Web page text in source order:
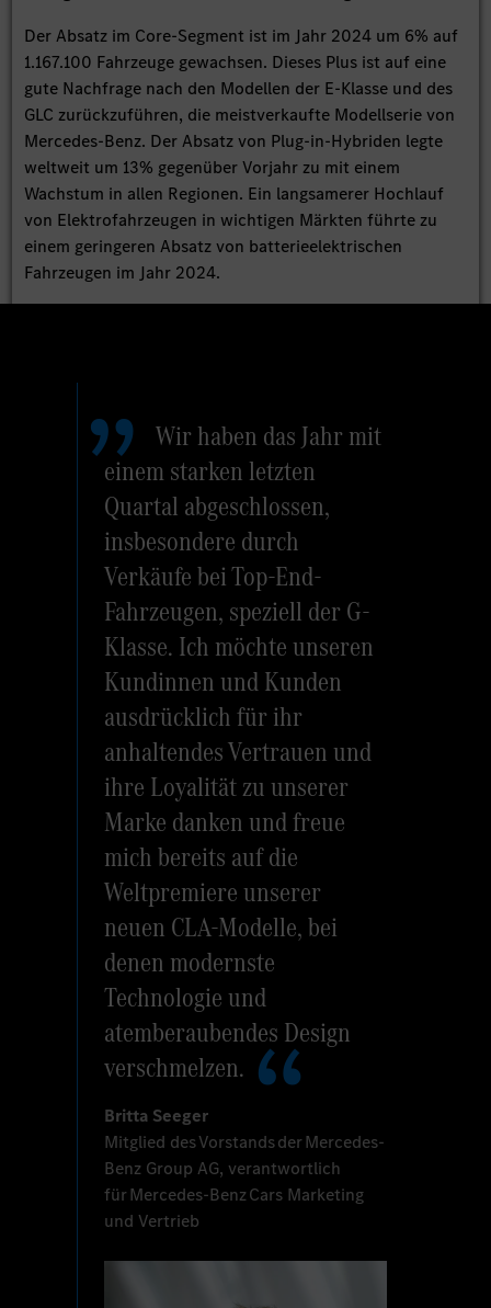
Der Absatz im Core-Segment ist im Jahr 2024 um 6% auf
1.167.100 Fahrzeuge gewachsen. Dieses Plus ist auf eine
gute Nachfrage nach den Modellen der E-Klasse und des
GLC zurückzuführen, die meistverkaufte Modellserie von
Mercedes-Benz. Der Absatz von Plug-in-Hybriden legte
weltweit um 13% gegenüber Vorjahr zu mit einem
Wachstum in allen Regionen. Ein langsamerer Hochlauf
von Elektrofahrzeugen in wichtigen Märkten führte zu
einem geringeren Absatz von batterieelektrischen
Fahrzeugen im Jahr 2024.
Wir haben das Jahr mit
einem starken letzten
Quartal abgeschlossen,
insbesondere durch
Verkäufe bei Top-End-
Fahrzeugen, speziell der G-
Klasse. Ich möchte unseren
Kundinnen und Kunden
ausdrücklich für ihr
anhaltendes Vertrauen und
ihre Loyalität zu unserer
Marke danken und freue
mich bereits auf die
Weltpremiere unserer
neuen CLA-Modelle, bei
denen modernste
Technologie und
atemberaubendes Design
verschmelzen.
Britta Seeger
Mitglied des Vorstands der Mercedes-
Benz Group AG, verantwortlich
für Mercedes-Benz Cars Marketing
und Vertrieb